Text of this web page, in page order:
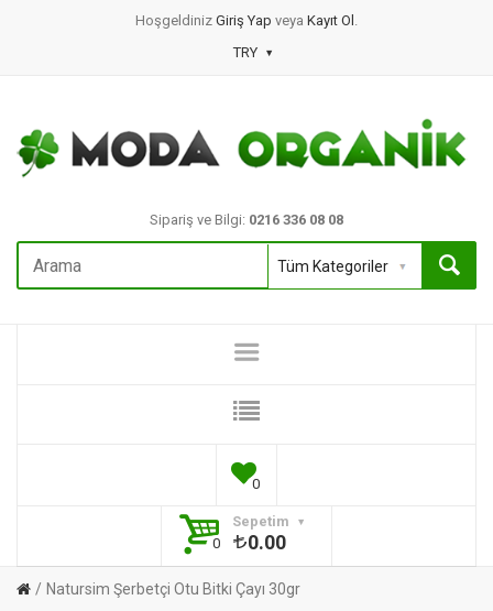
Hoşgeldiniz Giriş Yap veya Kayıt Ol .
TRY
Sipariş ve Bilgi: 0216 336 08 08
0
Sepetim
0
0.00
Natursim Şerbetçi Otu Bitki Çayı 30gr